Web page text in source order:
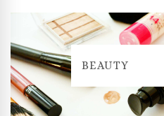
BEAUTY